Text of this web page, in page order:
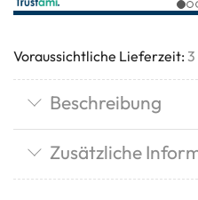
Voraussichtliche Lieferzeit: 3
Beschreibung
Zusätzliche